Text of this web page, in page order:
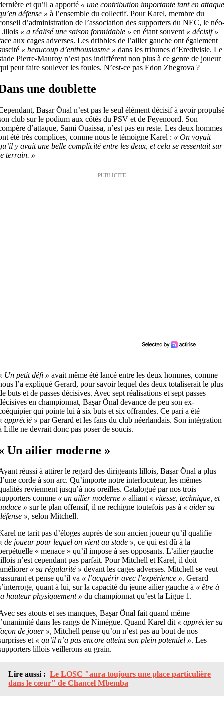
et qu’il a apporté « une contribution importante tant en
défense » à l’ensemble du collectif. Pour Karel, membre du
d’administration de l’association des supporters du NEC, le
« a réalisé une saison formidable » en étant souvent « décisif »
aux cages adverses. Les dribbles de l’ailier gauche ont également
« beaucoup d’enthousiasme » dans les tribunes d’Eredivisie. Le
Pierre-Mauroy n’est pas indifférent non plus à ce genre de joueur
peut faire soulever les foules. N’est-ce pas Edon Zhegrova ?
une doublette
Başar Önal n’est pas le seul élément décisif à avoir
club sur le podium aux côtés du PSV et de Feyenoord. Son
d’attaque, Sami Ouaissa, n’est pas en reste. Les deux hommes
été très complices, comme nous le témoigne Karel : « On voyait
y avait une belle complicité entre les deux, et cela se ressentait sur
terrain. »
PUBLICITE
Un petit défi » avait même été lancé entre les deux hommes, comme
l’a expliqué Gerard, pour savoir lequel des deux totaliserait le plus
buts et de passes décisives. Avec sept réalisations et sept passes
en championnat, Başar Önal devance de peu son ex-
qui pointe lui à six buts et six offrandes. Ce pari a été
apprécié » par Gerard et les fans du club néerlandais. Son intégration
Lille ne devrait donc pas poser de soucis.
Un ailier moderne »
réussi à attirer le regard des dirigeants lillois, Başar Önal a plus
corde à son arc. Qu’importe notre interlocuteur, les mêmes
reviennent jusqu’à nos oreilles. Catalogué par nos trois
comme « un ailier moderne » alliant « vitesse, technique, et
» sur le plan offensif, il ne rechigne toutefois pas à « aider sa
», selon Mitchell.
ne tarit pas d’éloges auprès de son ancien joueur qu’il qualifie
de joueur pour lequel on vient au stade », ce qui est dû à la
« menace » qu’il impose à ses opposants. L’ailier gauche
n’est cependant pas parfait. Pour Mitchell et Karel, il doit
« sa régularité » devant les cages adverses. Mitchell se veut
et pense qu’il va « l’acquérir avec l’expérience ». Gerard
quant à lui, sur la capacité du jeune ailier gauche à « être à
hauteur physiquement » du championnat qu’est la Ligue 1.
ses atouts et ses manques, Başar Önal fait quand même
dans les rangs de Nimègue. Quand Karel dit « apprécier sa
de jouer », Mitchell pense qu’on n’est pas au bout de nos
et « qu’il n’a pas encore atteint son plein potentiel ». Les
lillois veillerons au grain.
Lire aussi : Le LOSC "aura toujours une place particulière
dans le cœur" de Chancel Mbemba